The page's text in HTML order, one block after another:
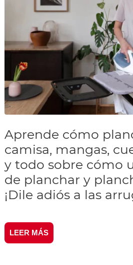
Aprende cómo
camisa, mangas,
y todo sobre cómo
de planchar y
¡Dile adiós a las
LEER MÁS